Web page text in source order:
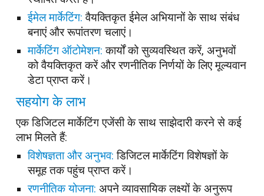
ईमेल मार्केटिंग: वैयक्तिकृत ईमेल अभियानों के साथ संबंध
बनाएं और रूपांतरण चलाएं।
मार्केटिंग ऑटोमेशन: कार्यों को सुव्यवस्थित करें, अनुभवों
को वैयक्तिकृत करें और रणनीतिक निर्णयों के लिए मूल्यवान
डेटा प्राप्त करें।
सहयोग के लाभ
एक डिजिटल मार्केटिंग एजेंसी के साथ साझेदारी करने से कई
लाभ मिलते हैं:
विशेषज्ञता और अनुभव: डिजिटल मार्केटिंग विशेषज्ञों के
समूह तक पहुंच प्राप्त करें।
रणनीतिक योजना: अपने व्यावसायिक लक्ष्यों के अनुरूप